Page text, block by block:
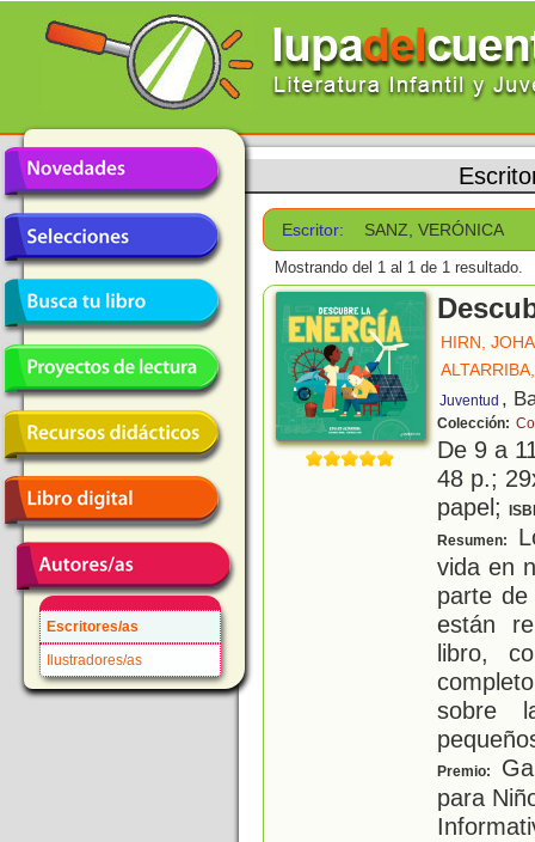
Escritores/as
Ilustradores/as
Escritor: SANZ, VERÓNICA
Mostrando del 1 al 1 de 1 resultado.
HIRN,
Juventud ,
Colección:
De 9 a
48 p.;
papel;
Resumen:
vida en
parte
están
libro,
sobre
Premio:
para